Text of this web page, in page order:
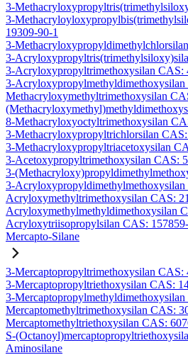
3-
3-
19309-90-1
3-
3-
3-Acryloxypropyltrimethoxysilan CAS:
3-
Methacryloxymethyltrimethoxysilan
8-Methacryloxyoctyltrimethoxysilan
3-Methacryloxypropyltrichlorsilan
3-Methacryloxypropyltriacetoxysilan
3-Acetoxypropyltrimethoxysilan CAS:
3-
3-Acryloxypropyldimethylmethoxysilan
Acryloxymethyltrimethoxysilan CAS:
Acryloxymethylmethyldimethoxysilan
Acryloxytriisopropylsilan CAS:
Mercapto-Silane
3-Mercaptopropyltrimethoxysilan CAS:
3-Mercaptopropyltriethoxysilan CAS:
3-
Mercaptomethyltrimethoxysilan CAS:
Mercaptomethyltriethoxysilan CAS:
S-
Aminosilane